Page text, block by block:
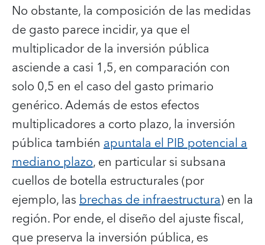
No obstante, la composición de las medidas
de gasto parece incidir, ya que el
multiplicador de la inversión pública
asciende a casi 1,5, en comparación con
solo 0,5 en el caso del gasto primario
genérico. Además de estos efectos
multiplicadores a corto plazo, la inversión
pública también apuntala el PIB potencial a
mediano plazo, en particular si subsana
cuellos de botella estructurales (por
ejemplo, lasbrechas de infraestructura) en la
región. Por ende, el diseño del ajuste fiscal,
que preserva la inversión pública, es